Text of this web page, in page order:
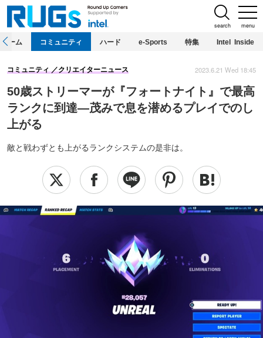
menu
search
ホーム コミュニティ ハード e-Sports 特集 Intel Inside
50歳ストリーマーが『フォートナイト』で最高
ランクに到達―茂みで息を潜めるプレイでのし
上がる
敵と戦わずとも上がるランクシステムの是非は。
コミュニティ クリエイターニュース 2023.6.21 Wed 18:45